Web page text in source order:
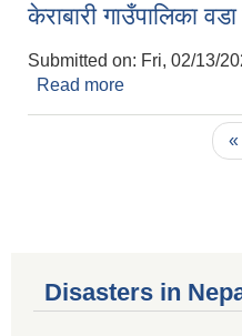
केराबारी गाउँपालिका
Submitted on: Fri, 02/13/
Read more
«
Disasters in